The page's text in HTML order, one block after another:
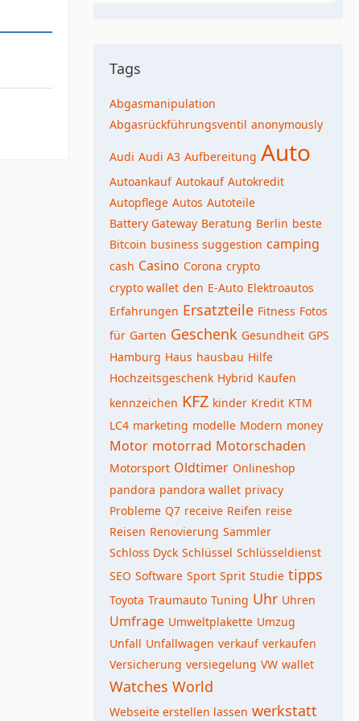
Tags
Abgasmanipulation
Abgasrückführungsventil anonymously
Audi Audi A3 Aufbereitung Auto
Autoankauf Autokauf Autokredit
Autopflege Autos Autoteile
Battery Gateway Beratung Berlin beste
Bitcoin business suggestion camping
cash Casino Corona crypto
crypto wallet den E-Auto Elektroautos
Erfahrungen Ersatzteile Fitness Fotos
für Garten Geschenk Gesundheit GPS
Hamburg Haus hausbau Hilfe
Hochzeitsgeschenk Hybrid Kaufen
kennzeichen KFZ kinder Kredit KTM
LC4 marketing modelle Modern money
Motor motorrad Motorschaden
Motorsport Oldtimer Onlineshop
pandora pandora wallet privacy
Probleme Q7 receive Reifen reise
Reisen Renovierung Sammler
Schloss Dyck Schlüssel Schlüsseldienst
SEO Software Sport Sprit Studie tipps
Toyota Traumauto Tuning Uhr Uhren
Umfrage Umweltplakette Umzug
Unfall Unfallwagen verkauf verkaufen
Versicherung versiegelung VW wallet
Watches World
Webseite erstellen lassen werkstatt